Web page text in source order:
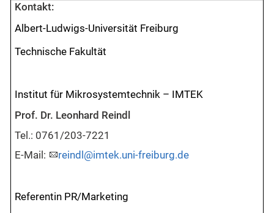
Kontakt:
Albert-Ludwigs-Universität Freiburg
Technische Fakultät
Institut für Mikrosystemtechnik – IMTEK
Prof. Dr. Leonhard Reindl
Tel.: 0761/203-7221
E-Mail:
reindl@imtek.uni-freiburg.de
Referentin PR/Marketing